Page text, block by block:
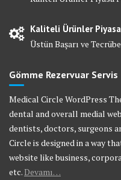
Kaliteli Ürünler
Üstün Başarı ve
Gömme Rezervuar Servis
Medical Circle WordPress
dental and overall medial
dentists, doctors, surgeons
Circle is designed in a way
website like business,
etc. Devamı…